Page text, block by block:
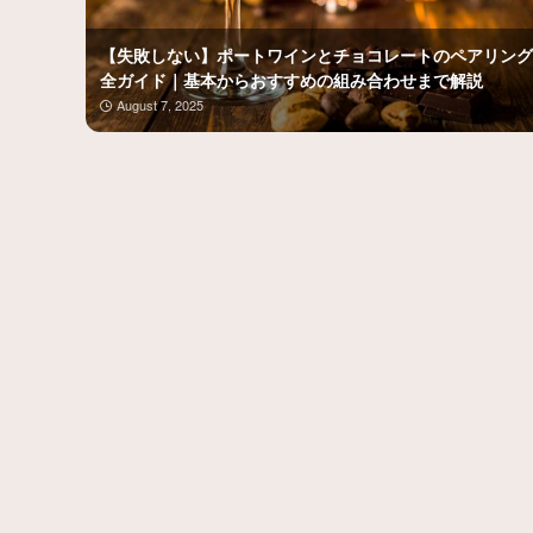
【失敗しない】ポートワインとチョコレートのペアリン
全ガイド｜基本からおすすめの組み合わせまで解説
August 7, 2025